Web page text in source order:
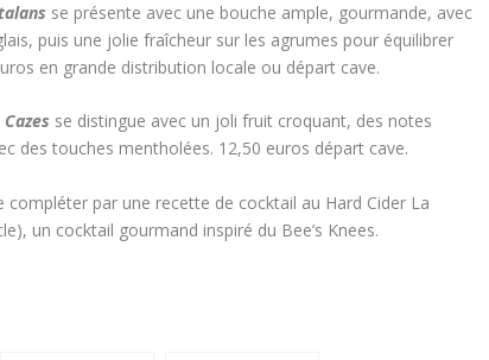
se présente avec une bouche ample, gourmande, avec
puis une jolie fraîcheur sur les agrumes pour équilibrer
en grande distribution locale ou départ cave.
se distingue avec un joli fruit croquant, des notes
des touches mentholées. 12,50 euros départ cave.
par une recette de cocktail au Hard Cider La
un cocktail gourmand inspiré du Bee’s Knees.